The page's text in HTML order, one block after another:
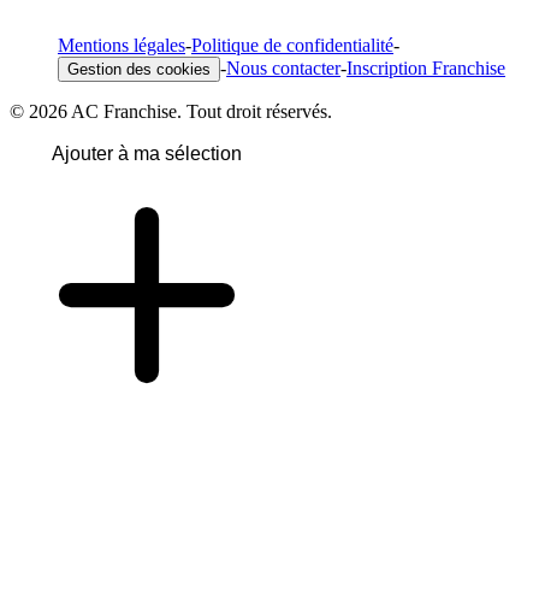
Mentions légales-Politique de confidentialité-
Gestion des cookies -Nous contacter-Inscription Franchise
© 2026 AC Franchise. Tout droit réservés.
Ajouter à ma sélection